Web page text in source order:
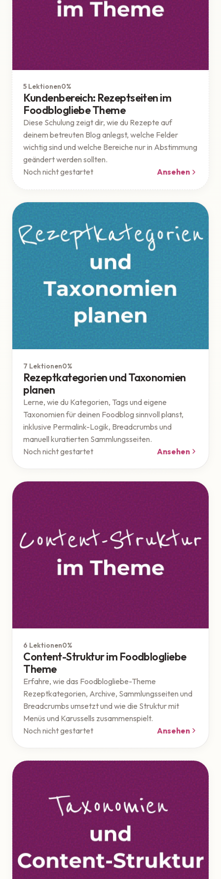
5 Lektionen0%
Kundenbereich: Rezeptseiten im
Foodblogliebe Theme
Diese Schulung zeigt dir, wie du Rezepte auf
deinem betreuten Blog anlegst, welche Felder
wichtig sind und welche Bereiche nur in Abstimmung
geändert werden sollten.
Noch nicht gestartet
Ansehen
7 Lektionen0%
Rezeptkategorien und Taxonomien
planen
Lerne, wie du Kategorien, Tags und eigene
Taxonomien für deinen Foodblog sinnvoll planst,
inklusive Permalink-Logik, Breadcrumbs und
manuell kuratierten Sammlungsseiten.
Noch nicht gestartet
Ansehen
6 Lektionen0%
Content-Struktur im Foodblogliebe
Theme
Erfahre, wie das Foodblogliebe-Theme
Rezeptkategorien, Archive, Sammlungsseiten und
Breadcrumbs umsetzt und wie die Struktur mit
Menüs und Karussells zusammenspielt.
Noch nicht gestartet
Ansehen